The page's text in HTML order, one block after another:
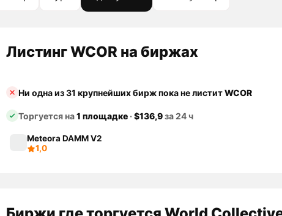
Листинг WCOR на биржах
Ни одна из 31 крупнейших бирж пока не листитWCOR
Торгуется на1 площадке·$136,9за 24 ч
Meteora DAMM V2
1,0